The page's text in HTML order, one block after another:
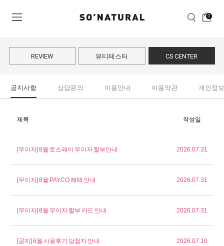
0
REVIEW 뷰티테스터 CS CENTER
공지사항 상담문의 이용안내 이용약관 개인정
제목 작성일
[무이자] 8월 토스페이 무이자 할부안내 2026.07.31
[무이자] 8월 PAYCO 혜택 안내 2026.07.31
[무이자] 8월 무이자 할부 카드 안내 2026.07.31
[공지] 6월 사용후기 당첨자 안내 2026.07.10